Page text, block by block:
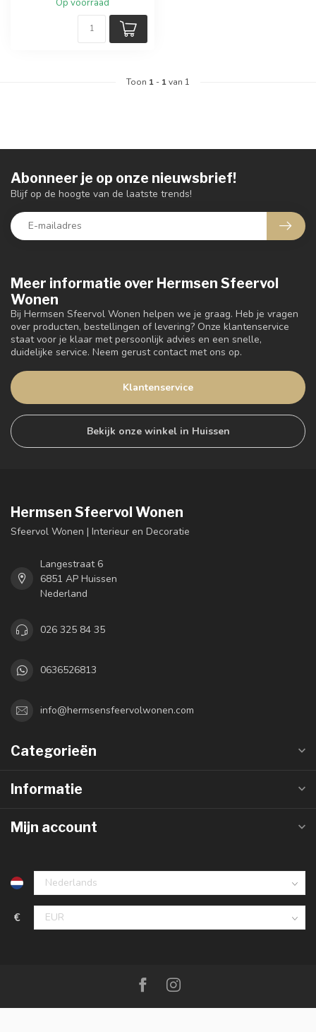
Op voorraad
Toon 1 - 1van 1
Meer informatie over Hermsen Sfeervol
Wonen
Bij Hermsen Sfeervol Wonen helpen we je graag. Heb je vragen
over producten, bestellingen of levering? Onze klantenservice
staat voor je klaar met persoonlijk advies en een snelle,
duidelijke service. Neem gerust contact met ons op.
Klantenservice
Bekijk onze winkel in Huissen
Abonneer je op onze nieuwsbrief!
Blijf op de hoogte van de laatste trends!
Hermsen Sfeervol Wonen
Sfeervol Wonen | Interieur en Decoratie
Langestraat 6
6851 AP Huissen
Nederland
026 325 84 35
0636526813
info@hermsensfeervolwonen.com
Categorieën
Informatie
Mijn account
€